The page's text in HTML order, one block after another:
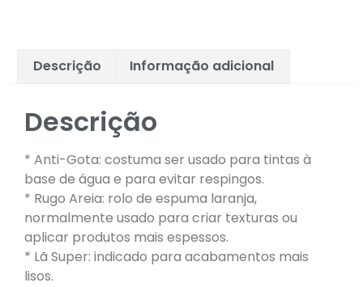
Descrição Informação adicional
Descrição
* Anti-Gota: costuma ser usado para tintas à
base de água e para evitar respingos.
* Rugo Areia: rolo de espuma laranja,
normalmente usado para criar texturas ou
aplicar produtos mais espessos.
* Lã Super: indicado para acabamentos mais
lisos.